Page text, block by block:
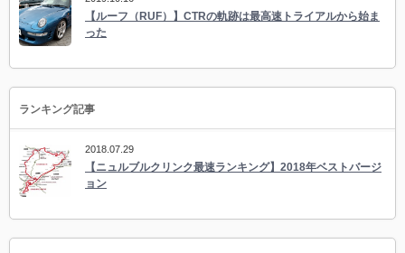
【ルーフ（RUF）】CTRの軌跡は最高速トライアルから始ま
った
ランキング記事
2018.07.29
【ニュルブルクリンク最速ランキング】2018年ベストバージ
ョン